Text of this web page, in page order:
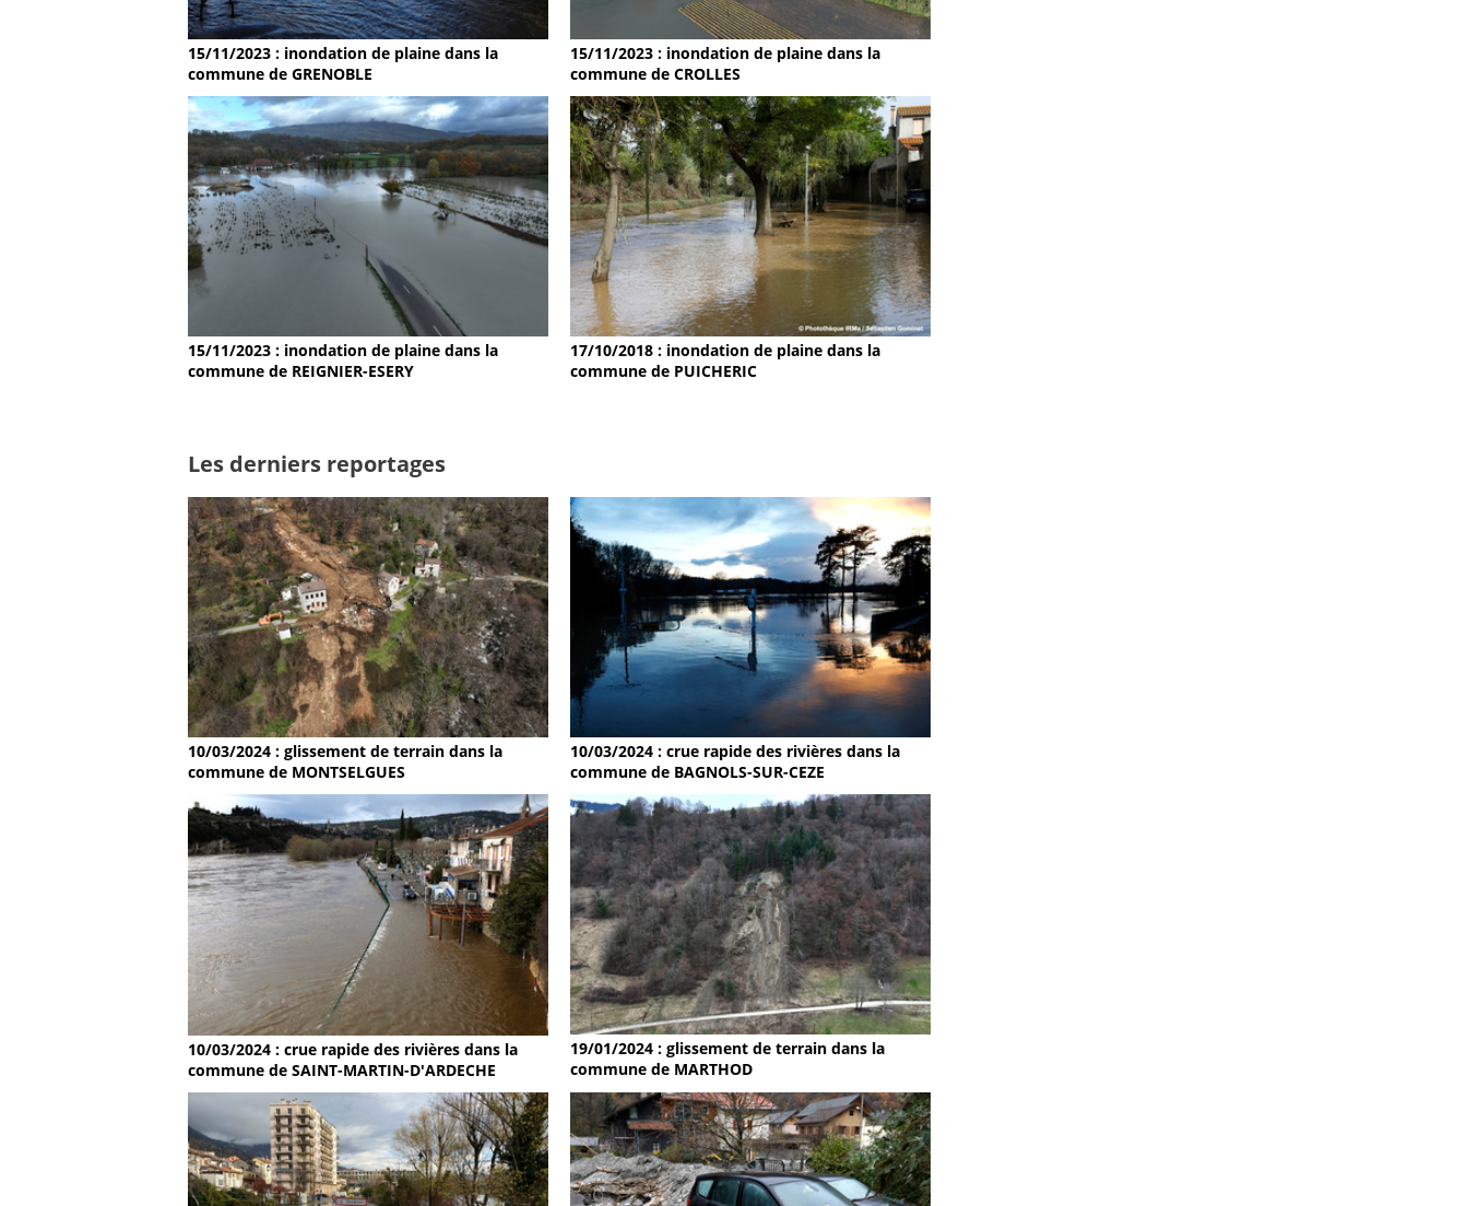
15/11/2023 : inondation de plaine dans la
commune de GRENOBLE
15/11/2023 : inondation de plaine dans la
commune de CROLLES
15/11/2023 : inondation de plaine dans la
commune de REIGNIER-ESERY
17/10/2018 : inondation de plaine dans la
commune de PUICHERIC
Les derniers reportages
10/03/2024 : glissement de terrain dans la
commune de MONTSELGUES
10/03/2024 : crue rapide des rivières dans la
commune de BAGNOLS-SUR-CEZE
10/03/2024 : crue rapide des rivières dans la
commune de SAINT-MARTIN-D'ARDECHE
19/01/2024 : glissement de terrain dans la
commune de MARTHOD